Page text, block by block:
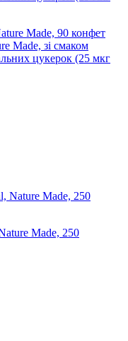
Made, 90 конфет
Made, зі смаком
цукерок (25 мкг
Made, 250